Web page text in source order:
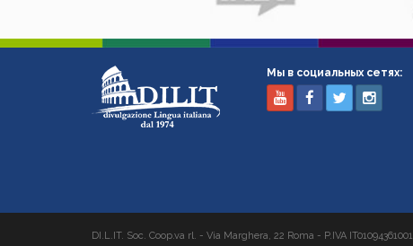
Мы в социальных сетях:
DI.L.IT. Soc. Coop.va rl. - Via Marghera, 22 Roma - P.IVA IT01094361001